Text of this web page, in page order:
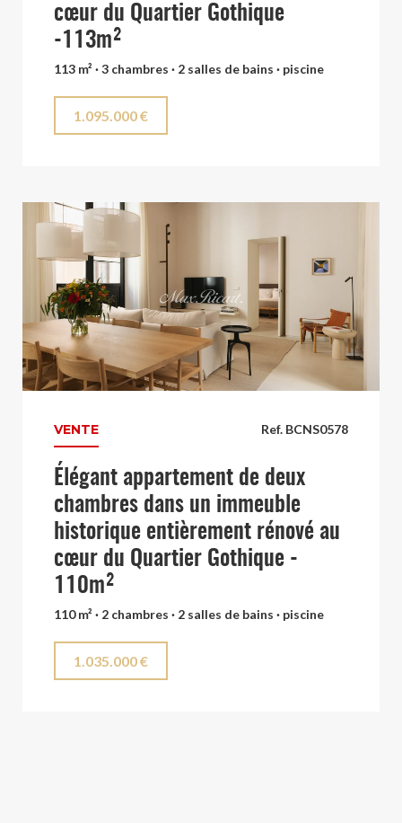
cœur du Quartier Gothique
-113m²
113 m² · 3 chambres · 2 salles de bains · piscine
1.095.000 €
Ref. BCNS0578
VENTE
Élégant appartement de deux
chambres dans un immeuble
historique entièrement rénové au
cœur du Quartier Gothique -
110m²
110 m² · 2 chambres · 2 salles de bains · piscine
1.035.000 €